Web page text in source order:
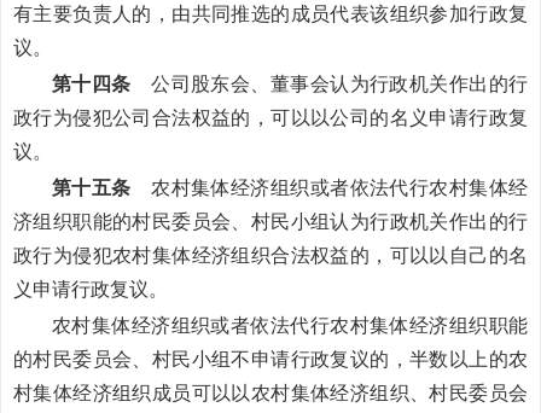
有主要负责人的，由共同推选的成员代表该组织参加行政复
议。
第十四条 公司股东会、董事会认为行政机关作出的行
政行为侵犯公司合法权益的，可以以公司的名义申请行政复
议。
第十五条 农村集体经济组织或者依法代行农村集体经
济组织职能的村民委员会、村民小组认为行政机关作出的行
政行为侵犯农村集体经济组织合法权益的，可以以自己的名
义申请行政复议。
农村集体经济组织或者依法代行农村集体经济组织职能
的村民委员会、村民小组不申请行政复议的，半数以上的农
村集体经济组织成员可以以农村集体经济组织、村民委员会